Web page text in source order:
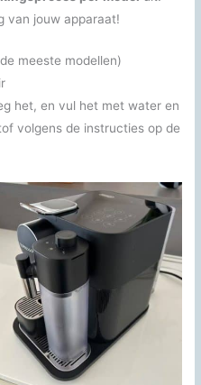
van jouw apparaat!
meeste modellen)
het, en vul het met water en
volgens de instructies op de